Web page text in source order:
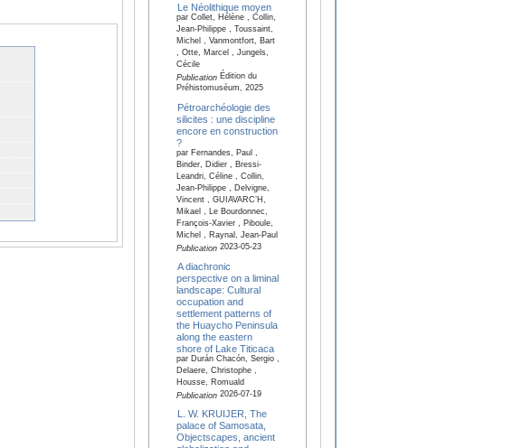
Le Néolithique moyen
par Collet, Hélène , Collin,
Jean-Philippe , Toussaint,
Michel , Vanmontfort, Bart
, Otte, Marcel , Jungels,
Cécile
PublicationÉdition du
Préhistomuséum, 2025
Pétroarchéologie des
silicites : une discipline
encore en construction
?
par Fernandes, Paul ,
Binder, Didier , Bressi-
Leandri, Céline , Collin,
Jean-Philippe , Delvigne,
Vincent , GUIAVARC’H,
Mikael , Le Bourdonnec,
François-Xavier , Piboule,
Michel , Raynal, Jean-Paul
Publication2023-05-23
A diachronic
perspective on a liminal
landscape: Cultural
occupation and
settlement patterns of
the Huaycho Peninsula
along the eastern
shore of Lake Titicaca
par Durán Chacón, Sergio ,
Delaere, Christophe ,
Housse, Romuald
Publication2026-07-19
L. W. KRUIJER, The
palace of Samosata,
Objectscapes, ancient